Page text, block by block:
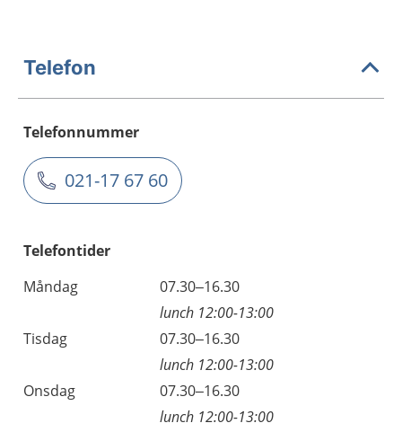
Telefon
Telefonnummer
021-17 67 60
Telefontider
Måndag
07.30–16.30
lunch 12:00-13:00
Tisdag
07.30–16.30
lunch 12:00-13:00
Onsdag
07.30–16.30
lunch 12:00-13:00